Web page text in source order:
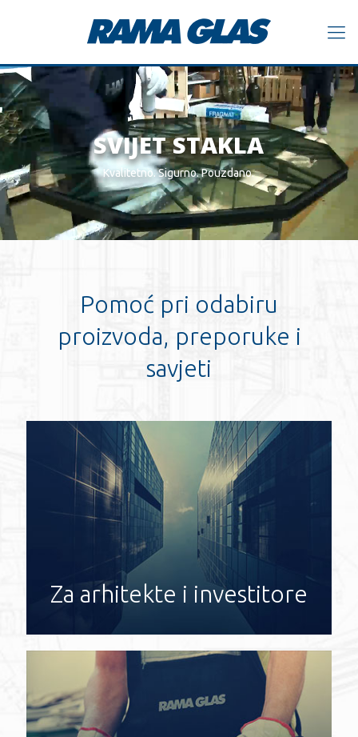
SVIJET STAKLA
Kvalitetno. Sigurno. Pouzdano.
Pomoć pri odabiru
proizvoda, preporuke i
savjeti
Za arhitekte i investitore